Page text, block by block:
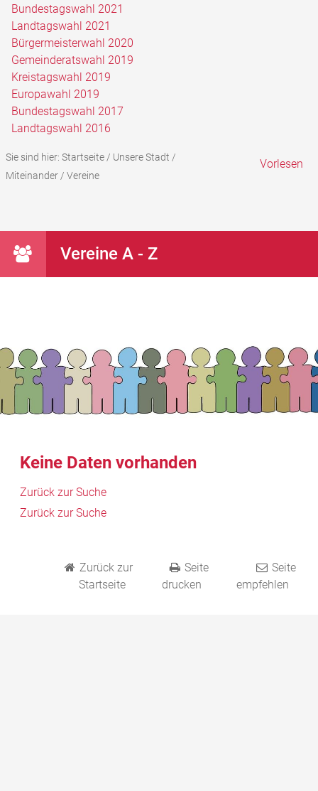
Bundestagswahl 2021
Landtagswahl 2021
Bürgermeisterwahl 2020
Gemeinderatswahl 2019
Kreistagswahl 2019
Europawahl 2019
Bundestagswahl 2017
Landtagswahl 2016
Sie sind hier: Startseite/ Unsere Stadt /
Miteinander/ Vereine
Vorlesen
Vereine A - Z
Keine Daten vorhanden
Zurück zur Suche
Zurück zur Suche
Zurück zur
Startseite
Seite
drucken
Seite
empfehlen